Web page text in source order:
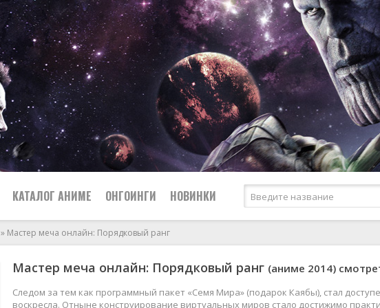
КАТАЛОГ АНИМЕ
2019
Боевые искусства
Вампиры
Спорт
Сёнэн
ОНГОИНГИ НОВИНКИ
» Мастер меча онлайн: Порядковый ранг
Мастер меча онлайн: Порядковый ранг (аниме 2014)
Следом за тем как программный пакет «Семя Мира» (подарок Каябы), стал
воскресла. Отныне конструирование виртуальных миров стало достижимо